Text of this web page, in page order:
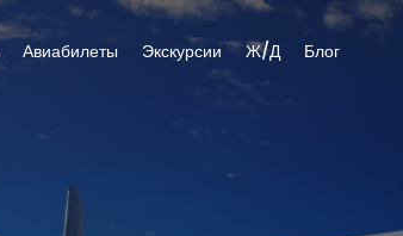
Авиабилеты Экскурсии Ж/Д Блог